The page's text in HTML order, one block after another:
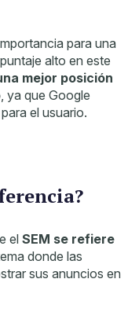
para una
alto en este
mejor posición
, ya que Google
el usuario.
elSEM se refiere
donde las
sus anuncios en